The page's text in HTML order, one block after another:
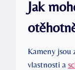
Jak
Kameny jsou
vlastnosti a